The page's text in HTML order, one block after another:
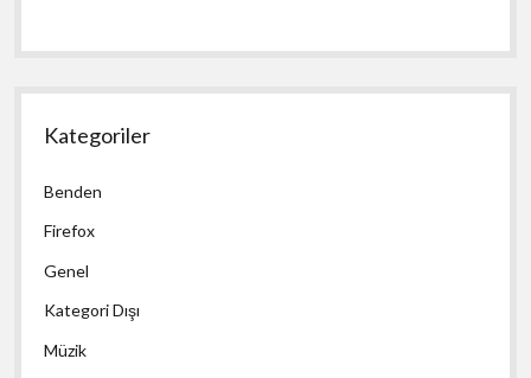
Kategoriler
Benden
Firefox
Genel
Kategori Dışı
Müzik